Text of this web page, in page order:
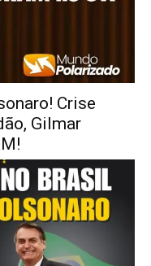
Crise
Gilmar